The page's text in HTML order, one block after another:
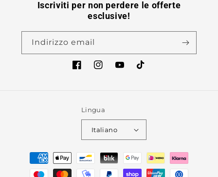
Iscriviti per non perdere le offerte
esclusive!
Indirizzo email
FacebookInstagramYouTubeTikTok
Lingua
Italiano
Metodi